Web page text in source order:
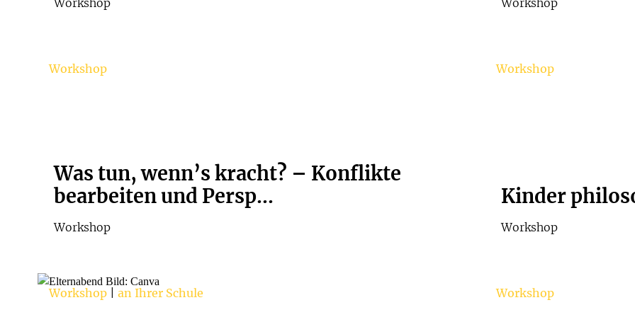
Workshop Workshop
Workshop
Was tun, wenn’s kracht? – Konflikte
bearbeiten und Persp...
Workshop
Workshop
Kinder
Workshop
Workshop| an Ihrer Schule Workshop